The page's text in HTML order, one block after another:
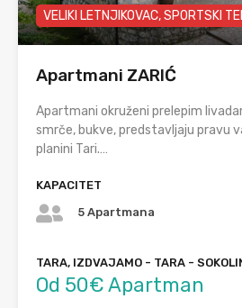
VELIKI LETNJIKOVAC, SPORTSKI
Apartmani ZARIĆ
Apartmani okruženi prelepim
smrče, bukve, predstavljaju pravu
planini Tari.…
KAPACITET
5 Apartmana
TARA, IZDVAJAMO - TARA -
Od 50€ Apartman